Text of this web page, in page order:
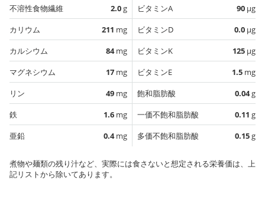
不溶性食物繊維
2.0g
カリウム
211 mg
カルシウム
84mg
マグネシウム
17 mg
リン
49 mg
鉄
1.6 mg
亜鉛
0.4mg
ビタミンA
90 µg
ビタミンD
0.0 µg
ビタミンK
125 µg
ビタミンE
1.5 mg
飽和脂肪酸
0.04g
一価不飽和脂肪酸
0.11 g
多価不飽和脂肪酸
0.15g
煮物や麺類の残り汁など、実際には食さないと想定される栄養価は、上
記リストから除いてあります。